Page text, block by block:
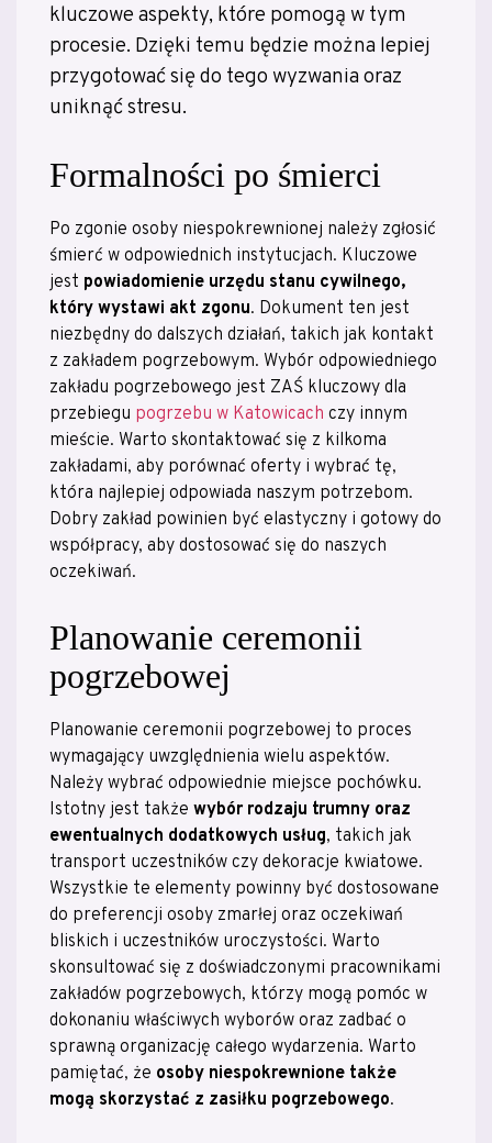
kluczowe aspekty, które pomogą w tym
procesie. Dzięki temu będzie można lepiej
przygotować się do tego wyzwania oraz
uniknąć stresu.
Formalności po śmierci
Po zgonie osoby niespokrewnionej należy zgłosić
śmierć w odpowiednich instytucjach. Kluczowe
jest powiadomienie urzędu stanu cywilnego,
który wystawi akt zgonu. Dokument ten jest
niezbędny do dalszych działań, takich jak kontakt
z zakładem pogrzebowym. Wybór odpowiedniego
zakładu pogrzebowego jest ZAŚ kluczowy dla
przebiegu pogrzebu w Katowicach czy innym
mieście. Warto skontaktować się z kilkoma
zakładami, aby porównać oferty i wybrać tę,
która najlepiej odpowiada naszym potrzebom.
Dobry zakład powinien być elastyczny i gotowy do
współpracy, aby dostosować się do naszych
oczekiwań.
Planowanie ceremonii
pogrzebowej
Planowanie ceremonii pogrzebowej to proces
wymagający uwzględnienia wielu aspektów.
Należy wybrać odpowiednie miejsce pochówku.
Istotny jest także wybór rodzaju trumny oraz
ewentualnych dodatkowych usług, takich jak
transport uczestników czy dekoracje kwiatowe.
Wszystkie te elementy powinny być dostosowane
do preferencji osoby zmarłej oraz oczekiwań
bliskich i uczestników uroczystości. Warto
skonsultować się z doświadczonymi pracownikami
zakładów pogrzebowych, którzy mogą pomóc w
dokonaniu właściwych wyborów oraz zadbać o
sprawną organizację całego wydarzenia. Warto
pamiętać, że osoby niespokrewnione także
mogą skorzystać z zasiłku pogrzebowego.